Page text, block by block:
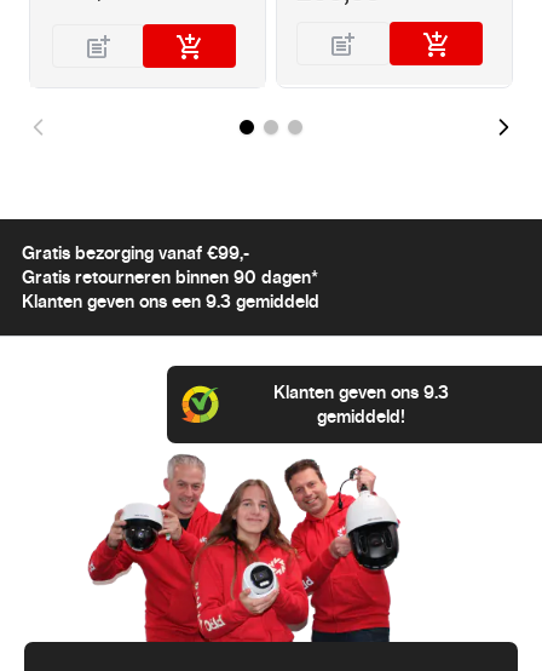
Gratis bezorging vanaf €99,-
Gratis retourneren binnen 90 dagen*
Klanten geven ons een 9.3 gemiddeld
Klanten geven ons 9.3
gemiddeld!